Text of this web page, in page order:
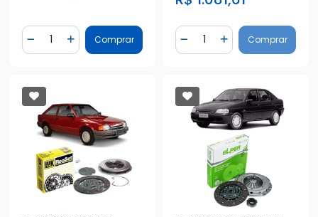
Diminuir Quantidade
Quantidade
Adicionar Quantidade
Comprar Diminuir Quantidade
Quantidade
AdicionarComprar